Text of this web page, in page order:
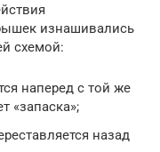
изнашивались
схемой:
наперед с той же
«запаска»;
назад